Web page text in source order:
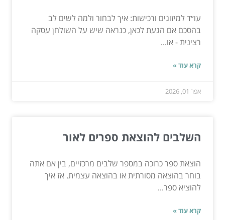
עו״ד למיזוגים ורכישות: איך לבחור ולמה לשים לב
בהסכם אם הגעת לכאן, כנראה שיש על השולחן עסקה
רצינית - או...
קרא עוד »
אפר 01, 2026
השלבים להוצאת ספרים לאור
הוצאת ספר כרוכה במספר שלבים מרכזיים, בין אם אתה
בוחר בהוצאה מסורתית או בהוצאה עצמית. אז איך
להוציא ספר...
קרא עוד »